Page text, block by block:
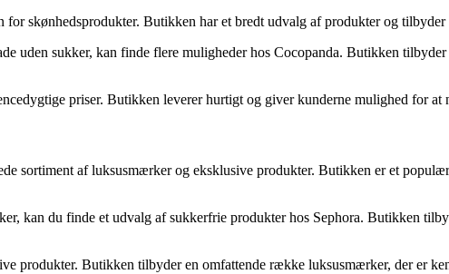
skønhedsprodukter. Butikken har et bredt udvalg af produkter og
uden sukker, kan finde flere muligheder hos Cocopanda. Butikken
priser. Butikken leverer hurtigt og giver kunderne mulighed for at
sortiment af luksusmærker og eksklusive produkter. Butikken er et
kan du finde et udvalg af sukkerfrie produkter hos Sephora. Butikken
produkter. Butikken tilbyder en omfattende række luksusmærker, der er